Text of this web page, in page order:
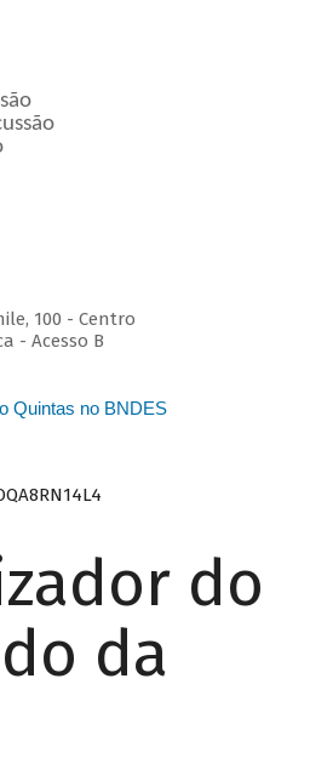
100 - Centro
- Acesso B
Quintas no BNDES
do
da